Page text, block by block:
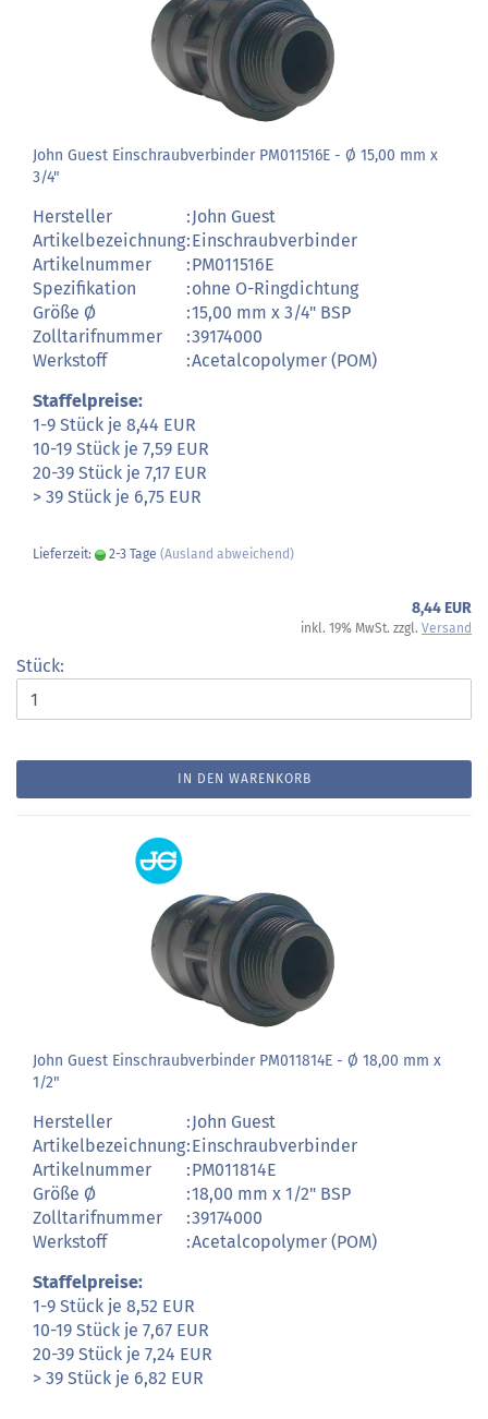
John Guest Einschraubverbinder PM011516E - Ø 15,00 mm x
3/4"
Hersteller :John Guest
Artikelbezeichnung:Einschraubverbinder
Artikelnummer
:PM011516E
Spezifikation
:ohne O-Ringdichtung
Größe Ø
:15,00 mm x 3/4" BSP
Zolltarifnummer
:39174000
Werkstoff
:Acetalcopolymer (POM)
Staffelpreise:
1-9 Stück je 8,44 EUR
10-19 Stück je 7,59 EUR
20-39 Stück je 7,17 EUR
> 39 Stück je 6,75 EUR
Lieferzeit: 2-3 Tage (Ausland abweichend)
8,44 EUR
inkl. 19% MwSt. zzgl. Versand
Stück:
IN DEN WARENKORB
John Guest Einschraubverbinder PM011814E - Ø 18,00 mm x
1/2"
Hersteller :John Guest
Artikelbezeichnung:Einschraubverbinder
Artikelnummer
:PM011814E
Größe Ø
:18,00 mm x 1/2" BSP
Zolltarifnummer
:39174000
Werkstoff
:Acetalcopolymer (POM)
Staffelpreise:
1-9 Stück je 8,52 EUR
10-19 Stück je 7,67 EUR
20-39 Stück je 7,24 EUR
> 39 Stück je 6,82 EUR